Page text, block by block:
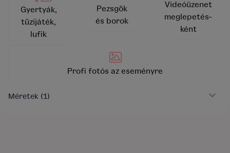
Gyertyák,
tűzijáték,
lufik
Pezsgők
és borok
Videóüzenet
meglepetés-
ként
Profi fotós az eseményre
Méretek (1)